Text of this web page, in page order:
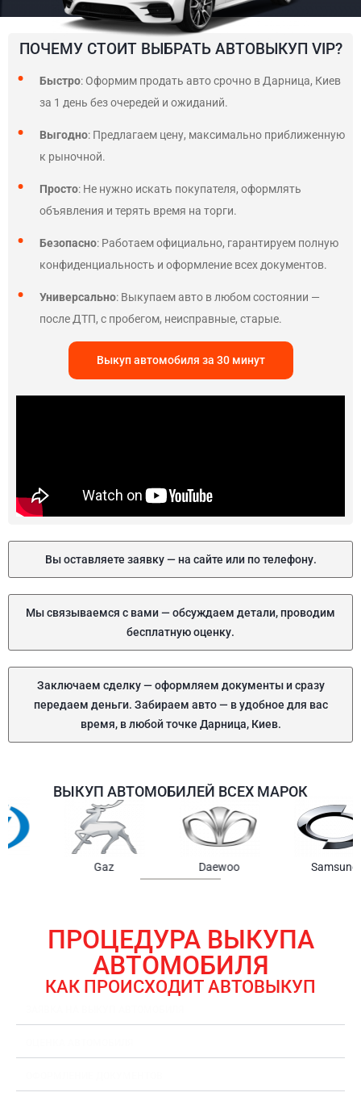
ПОЧЕМУ СТОИТ ВЫБРАТЬ АВТОВЫКУП VIP?
Быстро: Оформим продать авто срочно в Дарница, Киев
за 1 день без очередей и ожиданий.
Выгодно: Предлагаем цену, максимально приближенную
к рыночной.
Просто: Не нужно искать покупателя, оформлять
объявления и терять время на торги.
Безопасно: Работаем официально, гарантируем полную
конфиденциальность и оформление всех документов.
Универсально: Выкупаем авто в любом состоянии —
после ДТП, с пробегом, неисправные, старые.
Выкуп автомобиля за 30 минут
Вы оставляете заявку — на сайте или по телефону.
Мы связываемся с вами — обсуждаем детали, проводим
бесплатную оценку.
Заключаем сделку — оформляем документы и сразу
передаем деньги. Забираем авто — в удобное для вас
время, в любой точке Дарница, Киев.
ВЫКУП АВТОМОБИЛЕЙ ВСЕХ МАРОК
Chrysler
ПРОЦЕДУРА ВЫКУПА
АВТОМОБИЛЯ
КАК ПРОИСХОДИТ АВТОВЫКУП